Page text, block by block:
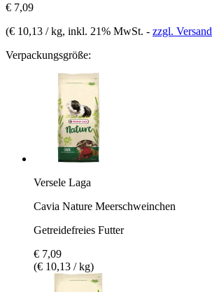
€ 7,09
(€ 10,13 / kg, inkl. 21% MwSt. - zzgl. Versand
Verpackungsgröße:
Versele Laga
Cavia Nature Meerschweinchen
Getreidefreies Futter
€ 7,09
(€ 10,13 / kg)